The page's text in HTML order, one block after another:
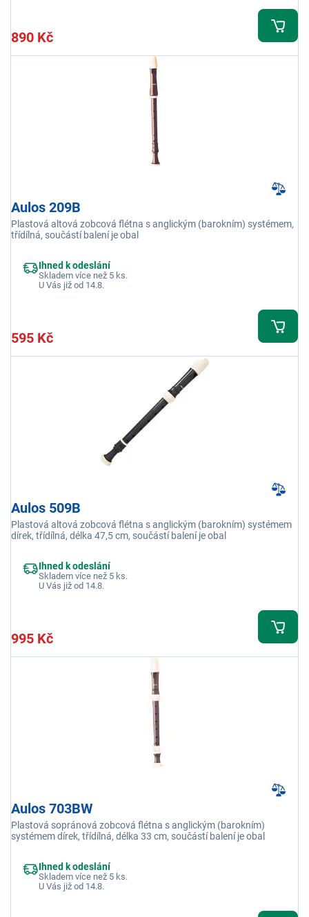
890 Kč
Aulos 209B
Plastová altová zobcová flétna s anglickým (barokním) systémem,
třídílná, součástí balení je obal
Ihned k odeslání
Skladem více než 5 ks.
U Vás již od 14.8.
595 Kč
Aulos 509B
Plastová altová zobcová flétna s anglickým (barokním) systémem
dírek, třídílná, délka 47,5 cm, součástí balení je obal
Ihned k odeslání
Skladem více než 5 ks.
U Vás již od 14.8.
995 Kč
Aulos 703BW
Plastová sopránová zobcová flétna s anglickým (barokním)
systémem dírek, třídílná, délka 33 cm, součástí balení je obal
Ihned k odeslání
Skladem více než 5 ks.
U Vás již od 14.8.